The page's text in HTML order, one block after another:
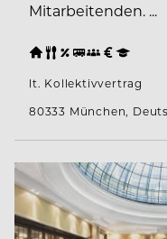
Mitarbeitenden. ...
lt. Kollektivvertrag
80333 München,